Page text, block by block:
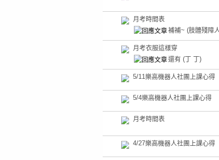
月考時間表
補補~ (肢體殘障
月考衣服這樣穿
還有 (丁 丁)
5/11樂高機器人社團上課心得
5/4樂高機器人社團上課心得
月考時間表
4/27樂高機器人社團上課心得